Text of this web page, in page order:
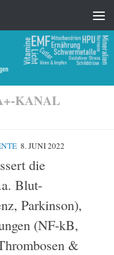
KANAL
8. JUNI 2022
die
Blut-
Parkinson),
(NF-kB,
&